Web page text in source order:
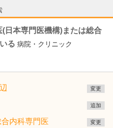
日本専門医機構)または総合
る 病院・クリニック
変更
追加
内科専門医 変更